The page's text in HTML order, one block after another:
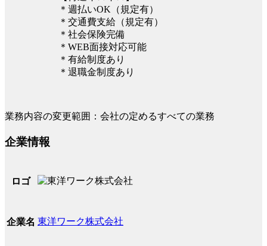
＊週払いOK（規定有）
＊交通費支給（規定有）
＊社会保険完備
＊WEB面接対応可能
＊有給制度あり
＊退職金制度あり
業務内容の変更範囲：会社の定めるすべての業務
企業情報
ロゴ
企業名 東洋ワーク株式会社